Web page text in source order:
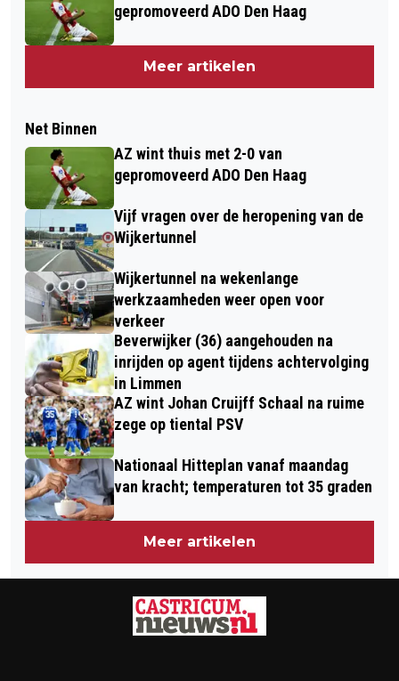
gepromoveerd ADO Den Haag
Meer artikelen
Net Binnen
AZ wint thuis met 2-0 van
gepromoveerd ADO Den Haag
Vijf vragen over de heropening van de
Wijkertunnel
Wijkertunnel na wekenlange
werkzaamheden weer open voor
verkeer
Beverwijker (36) aangehouden na
inrijden op agent tijdens achtervolging
in Limmen
AZ wint Johan Cruijff Schaal na ruime
zege op tiental PSV
Nationaal Hitteplan vanaf maandag
van kracht; temperaturen tot 35 graden
Meer artikelen